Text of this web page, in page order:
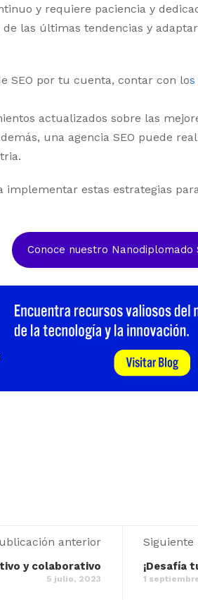
y requiere paciencia y
las últimas tendencias y
SEO por tu cuenta, contar con los
actualizados sobre las
una agencia SEO puede
implementar estas estrategias
Conoce nuestro Nanodiplomado
anterior
y colaborativo
5 julio, 2023
Siguiente
¡Desafía
1